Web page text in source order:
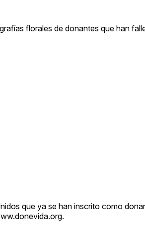
florales de donantes que han
que ya se han inscrito como